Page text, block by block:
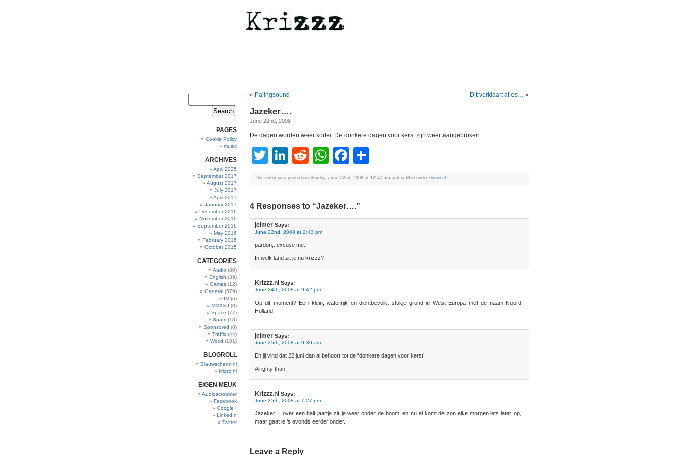
PAGES
Cookie Policy
music
ARCHIVES
April 2025
September 2017
August 2017
July 2017
April 2017
January 2017
December 2016
November 2016
September 2016
May 2016
February 2016
October 2015
CATEGORIES
Audio (80)
English (39)
Games (12)
General (579)
IM (6)
MMXXII (3)
Space (77)
Spam (18)
Sponsored (8)
Traffic (44)
World (181)
BLOGROLL
Blauwscherm.nl
krizzz.nl
EIGEN MEUK
Audioscrobbler
Facebook
Google+
LinkedIn
Twitter
« Palingsound Dit verklaart alles… »
Jazeker….
June 22nd, 2008
De dagen worden weer korter. De donkere dagen voor kerst zijn weer aangebroken.
Twitter
LinkedIn
RedditWhatsApp
Facebook
This entry was posted on Sunday, June 22nd, 2008 at 12:47 am and is filed under General .
4 Responses to “Jazeker….”
jelmer Says:
June 22nd, 2008 at 2:43 pm
pardon,. excuse me.
In welk land zit je nu krizzz?
Krizzz.nl Says:
June 24th, 2008 at 9:42 pm
Op dit moment? Een klein, waterrijk en dichtbevolkt stukje grond in West Europa met de naam Noord
Holland.
jelmer Says:
June 25th, 2008 at 9:39 am
En jij vind dat 22 juni dan al behoort tot de “donkere dagen voor kerst’.
Alrighty than!
Krizzz.nl Says:
June 25th, 2008 at 7:27 pm
Jazeker… over een half jaartje zit je weer onder de boom, en nu al komt de zon elke morgen iets later op,
maar gaat ie ‘s avonds eerder onder.
Leave a Reply